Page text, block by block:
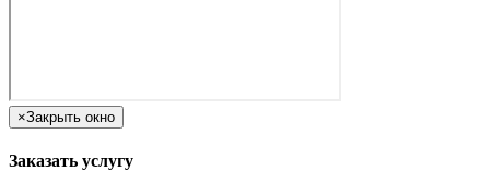
×Закрыть окно
Заказать услугу